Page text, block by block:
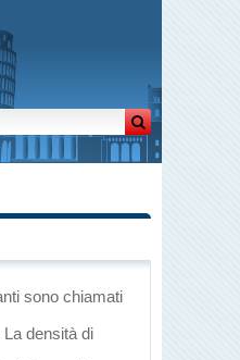
sono chiamati
densità di